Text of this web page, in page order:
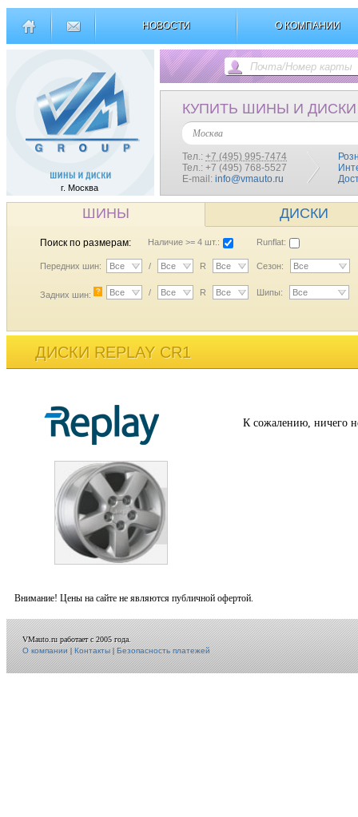
НОВОСТИ О КОМПАНИИ
г. Москва
КУПИТЬ ШИНЫ И ДИСКИ
Москва
Тел.: +7 (495) 995-7474
Тел.: +7 (495) 768-5527
E-mail: info@vmauto.ru
ШИНЫ ДИСКИ
Поиск по размерам: Наличие >= 4 шт.: Runflat:
Передних шин: Все / Все R Все Сезон: Все
Задних шин: ? Все / Все R Все Шипы: Все
ДИСКИ REPLAY CR1
К сожалению, ничего
Внимание! Цены на сайте не являются публичной офертой.
VMauto.ru работает с 2005 года.
О компании|Контакты|Безопасность платежей